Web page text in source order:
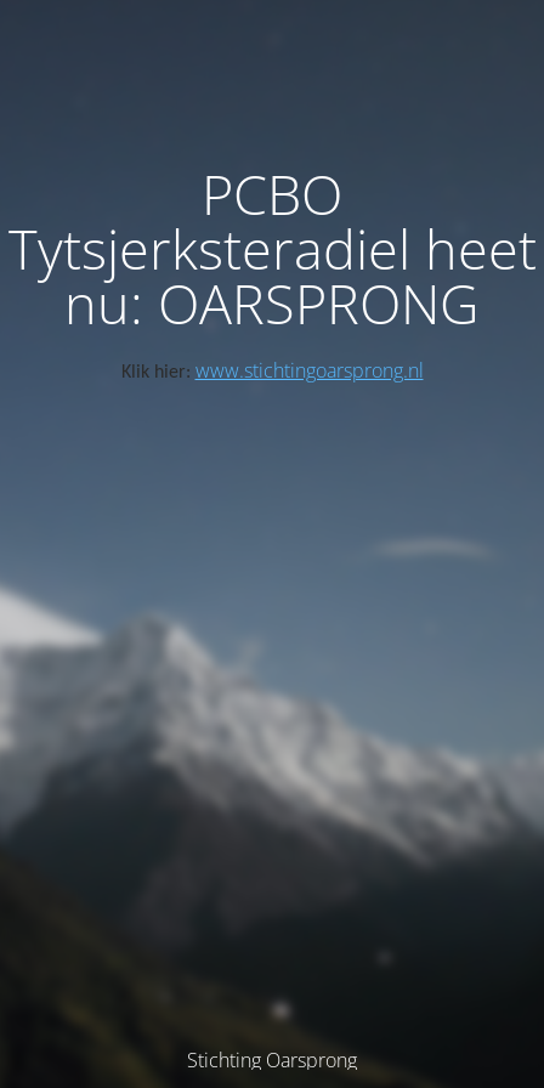
PCBO
Tytsjerksteradiel heet
nu: OARSPRONG
Klik hier: www.stichtingoarsprong.nl
Stichting Oarsprong